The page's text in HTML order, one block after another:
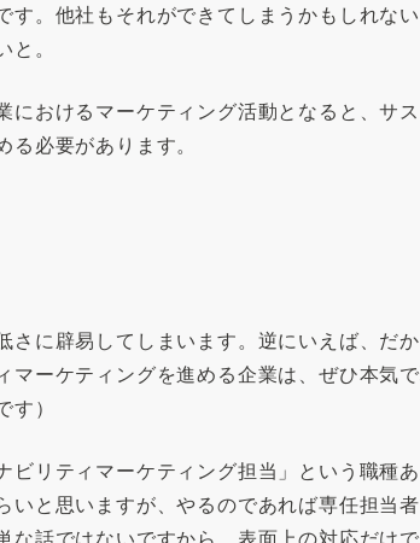
。他社もそれができてしまうかもしれな
。
おけるマーケティング活動となると、サ
必要があります。
に辟易してしまいます。逆にいえば、だ
ーケティングを進める企業は、ぜひ本気
）
リティマーケティング担当」という職種
と思いますが、やるのであれば専任担当